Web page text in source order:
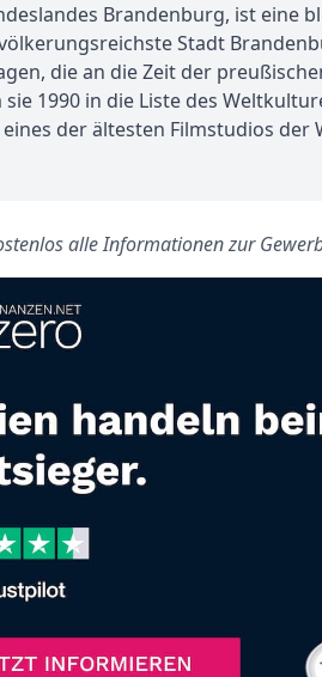
Brandenburg, ist eine
Stadt
die an die Zeit der
1990 in die Liste des
der ältesten Filmstudios
alle Informationen zur